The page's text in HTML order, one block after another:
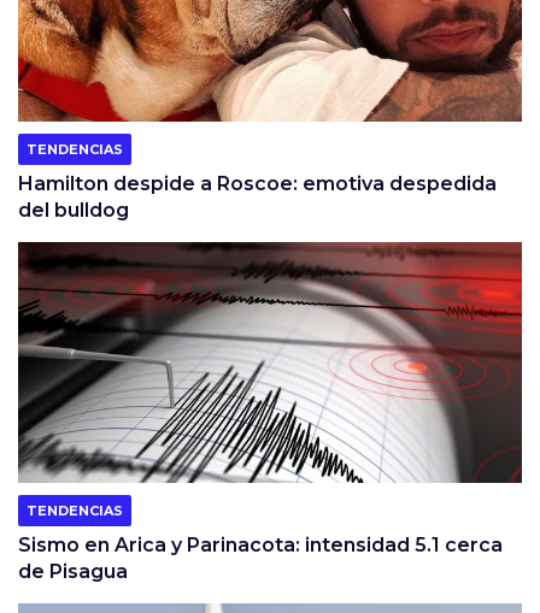
TENDENCIAS
Hamilton despide a Roscoe: emotiva despedida
del bulldog
TENDENCIAS
Sismo en Arica y Parinacota: intensidad 5.1 cerca
de Pisagua